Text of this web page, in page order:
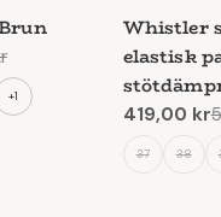
dig gärna med personlig
+1
Whistler
elastisk
Reapris
419,00 kr
Ordinarie
pris
37 38